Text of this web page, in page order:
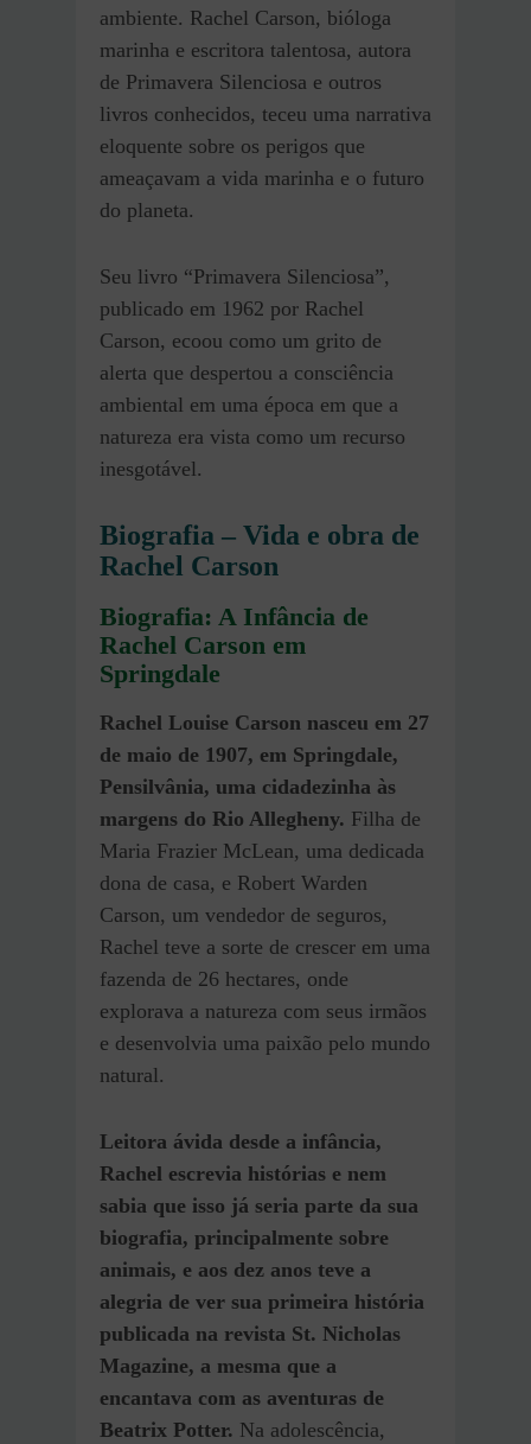
ambiente. Rachel Carson, bióloga
marinha e escritora talentosa, autora
de Primavera Silenciosa e outros
livros conhecidos, teceu uma narrativa
eloquente sobre os perigos que
ameaçavam a vida marinha e o futuro
do planeta.
Seu livro “Primavera Silenciosa”,
publicado em 1962 por Rachel
Carson, ecoou como um grito de
alerta que despertou a consciência
ambiental em uma época em que a
natureza era vista como um recurso
inesgotável.
Biografia – Vida e obra de
Rachel Carson
Biografia: A Infância de
Rachel Carson em
Springdale
Rachel Louise Carson nasceu em 27
de maio de 1907, em Springdale,
Pensilvânia, uma cidadezinha às
margens do Rio Allegheny. Filha de
Maria Frazier McLean, uma dedicada
dona de casa, e Robert Warden
Carson, um vendedor de seguros,
Rachel teve a sorte de crescer em uma
fazenda de 26 hectares, onde
explorava a natureza com seus irmãos
e desenvolvia uma paixão pelo mundo
natural.
Leitora ávida desde a infância,
Rachel escrevia histórias e nem
sabia que isso já seria parte da sua
biografia, principalmente sobre
animais, e aos dez anos teve a
alegria de ver sua primeira história
publicada na revista St. Nicholas
Magazine, a mesma que a
encantava com as aventuras de
Beatrix Potter. Na adolescência,